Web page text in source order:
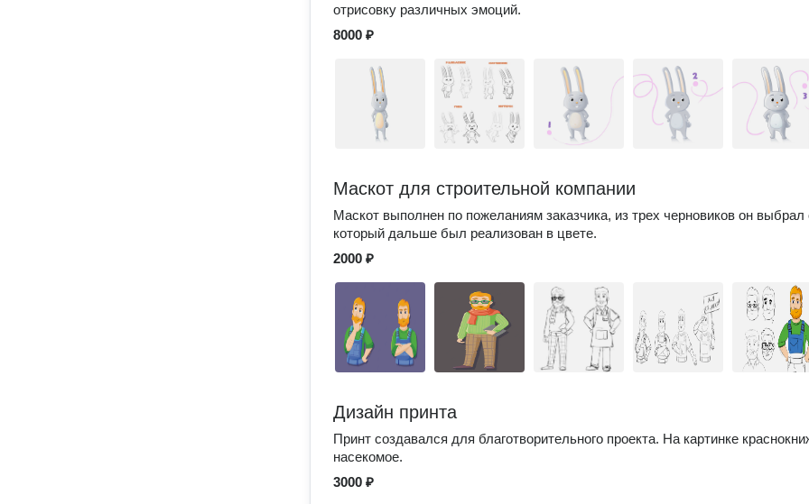
отрисовку различных эмоций.
8000 ₽
Маскот для строительной компании
Маскот выполнен по пожеланиям заказчика, из трех черновиков он выбрал
который дальше был реализован в цвете.
2000 ₽
Дизайн принта
Принт создавался для благотворительного проекта. На картинке
насекомое.
3000 ₽